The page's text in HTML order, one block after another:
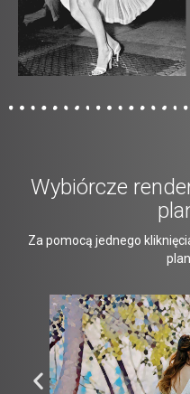
Wybiórcze
Za pomocą jednego